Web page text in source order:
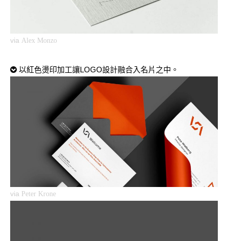
via Alex Monzo
以紅色燙印加工讓LOGO設計融合入名片之中。
via Peter Krone